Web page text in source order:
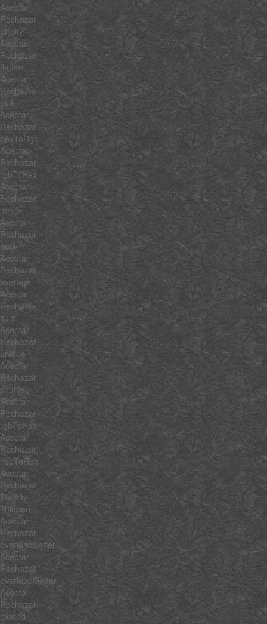
Aceptar
Rechazar
empty
Aceptar
Rechazar
flatten
Aceptar
Rechazar
pick
Aceptar
Rechazar
hexToRgb
Aceptar
Rechazar
rgbToHex
Aceptar
Rechazar
min
Aceptar
Rechazar
max
Aceptar
Rechazar
average
Aceptar
Rechazar
sum
Aceptar
Rechazar
unique
Aceptar
Rechazar
shuffle
Aceptar
Rechazar
rgbToHsb
Aceptar
Rechazar
hsbToRgb
Aceptar
Rechazar
$family
$hidden
Aceptar
Rechazar
overloadSetter
Aceptar
Rechazar
overloadGetter
Aceptar
Rechazar
extend